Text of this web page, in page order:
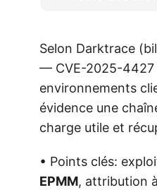
Selon Darktrace
— CVE-2025-4427
environnements
évidence une
charge utile et
• Points clés:
EPMM, attribution à